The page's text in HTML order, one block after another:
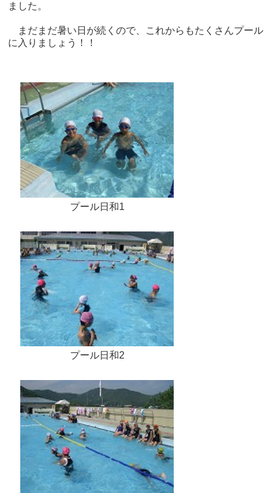
ました。
まだまだ暑い日が続くので、これからもたくさんプール
に入りましょう！！
プール日和1
プール日和2